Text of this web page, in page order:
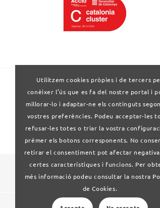
Via Laietana 32-34 4ª planta .
© 2024 Clúster Audiovisual de Catalunya
Utilitzem cookies pròpies i de tercers
conèixer l’ús que es fa del nostre portal i
millorar-lo i adaptar-ne els continguts
vostres preferències. Podeu acceptar-les
refusar-les totes o triar la vostra
prémer els botons corresponents. No
retirar el consentiment pot afectar
certes característiques i funcions. Per
més informació podeu consultar la nostra
de Cookies.